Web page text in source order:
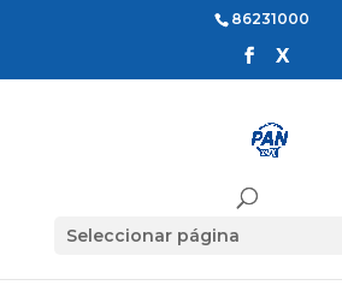
86231000
Seleccionar página